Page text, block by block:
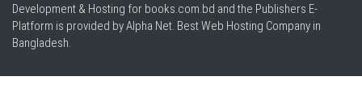
Development & Hosting for books.com.bd and the Publishers E-
Platform is provided by Alpha Net. BestWeb Hosting Company in
Bangladesh.